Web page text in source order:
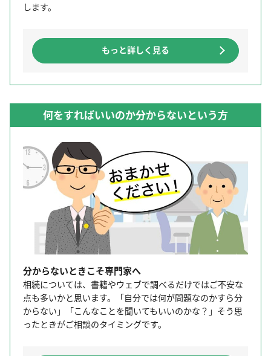
します。
もっと詳しく見る
何をすればいいのか分からないという方
分からないときこそ専門家へ
相続については、書籍やウェブで調べるだけではご不安な
点も多いかと思います。「自分では何が問題なのかすら分
からない」「こんなことを聞いてもいいのかな？」そう思
ったときがご相談のタイミングです。